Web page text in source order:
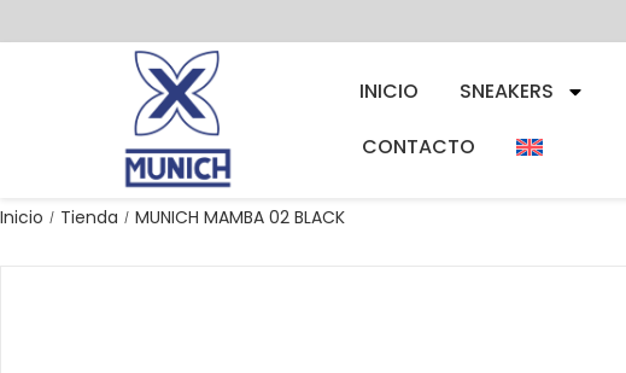
INICIO SNEAKERS
CONTACTO
Inicio / Tienda / MUNICH MAMBA 02 BLACK